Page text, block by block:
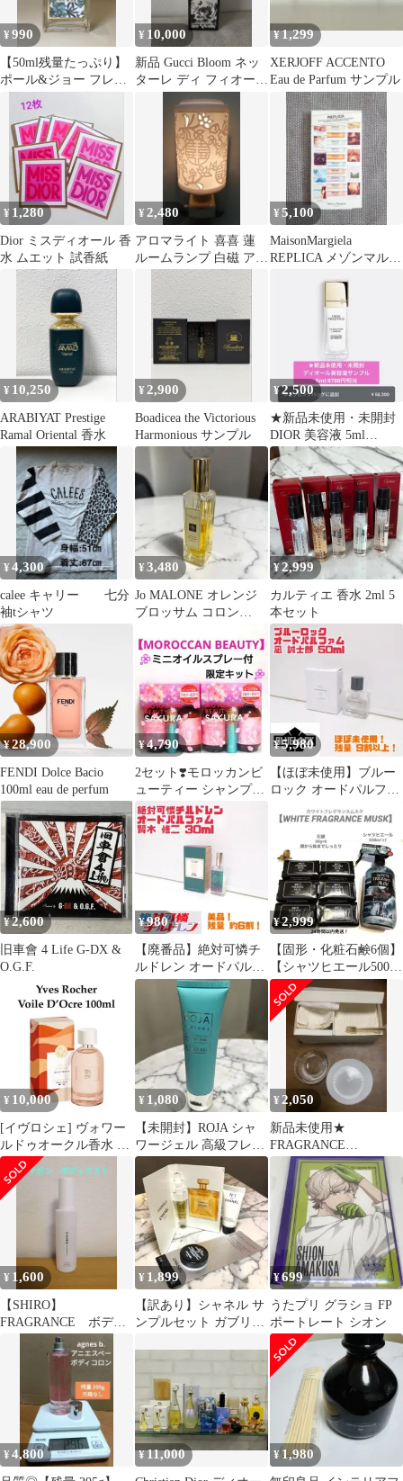
¥990
【50ml残量たっぷり】
ポール&ジョー フレグ
ランスミスト 001
¥ 10,000
新品 Gucci Bloom ネッ
ターレ ディ フィオーリ
¥1,299
XERJOFF ACCENTO
Eau de Parfum サンプル
¥ 1,280
Dior ミスディオール 香
水 ムエット 試香紙
¥ 2,480
アロマライト 喜喜 蓮
ルームランプ 白磁 アロ
マ リラクゼーション
Yoga4
¥5,100
MaisonMargiela
REPLICA メゾンマルジ
¥ 10,250
ARABIYAT Prestige
Ramal Oriental 香水
¥ 2,900
Boadicea the Victorious
Harmonious サンプル
¥2,500
★新品未使用・未開封
DIOR 美容液 5ml
¥9,700円相当
¥4,300
calee キャリー 七分
袖tシャツ
¥3,480
Jo MALONE オレンジ
ブロッサム コロン
¥2,999
カルティエ 香水 2ml 5
本セット
¥28,900
FENDI Dolce Bacio
100ml eau de perfum
¥4,790
2セット❣️モロッカンビ
ューティー シャンプー
トリートメント スプレ
ー
¥5,980
【ほぼ未使用】ブルー
ロック オードパルファ
ム 凪 誠士郎 50ml 送料
無料
¥2,600
旧車會 4 Life G-DX &
O.G.F.
¥980
【廃番品】絶対可憐チ
ルドレン オードパルフ
ァム 賢木修二 30ml 送
¥2,999
【固形・化粧石鹸6個】
【シャツヒエール500ml
】ホワイトフレグラン
スムスク
¥ 10,000
[イヴロシェ] ヴォワー
ルドゥオークル香水 オ
ードパルファム 100mL
¥ 1,080
【未開封】ROJA シャ
ワージェル 高級フレグ
ランス
¥ 2,050
新品未使用★
FRAGRANCE
UTSUWAKAN デザート
セット
¥ 1,600
【SHIRO】
FRAGRANCE ボディ
ミスト SAVON サボ
ン 100ml
¥ 1,899
【訳あり】シャネル サ
ンプルセット ガブリエ
¥699
うたプリ グラショ FP
ポートレート シオン
¥4,800 ¥11,000 ¥ 1,980